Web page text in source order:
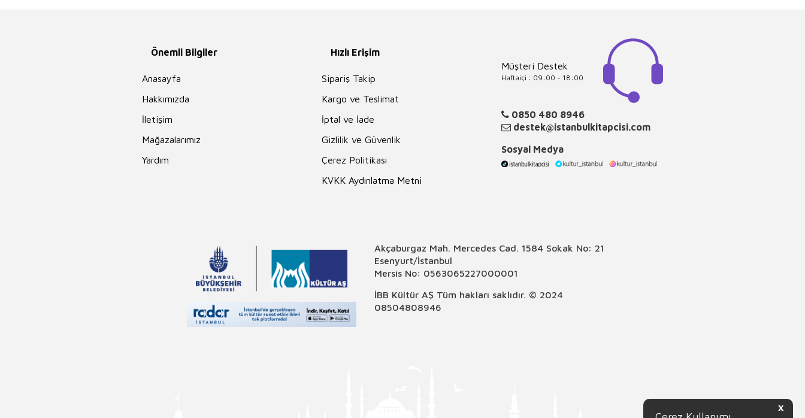
X
Önemli Bilgiler
Anasayfa
Hakkımızda
İletişim
Mağazalarımız
Yardım
Hızlı Erişim
Sipariş Takip
Kargo ve Teslimat
İptal ve İade
Gizlilik ve Güvenlik
Çerez Politikası
KVKK Aydınlatma Metni
Müşteri Destek
Haftaiçi : 09:00 - 18:00
0850 480 8946
destek@istanbulkitapcisi.com
Sosyal Medya
Akçaburgaz Mah. Mercedes Cad. 1584 Sokak No: 21
Esenyurt/İstanbul
Mersis No: 0563065227000001
İBB Kültür AŞ Tüm hakları saklıdır. © 2024
08504808946